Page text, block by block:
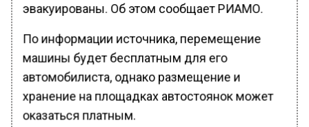
эвакуированы. Об этом сообщает РИАМО.
По информации источника, перемещение
машины будет бесплатным для его
автомобилиста, однако размещение и
хранение на площадках автостоянок может
оказаться платным.